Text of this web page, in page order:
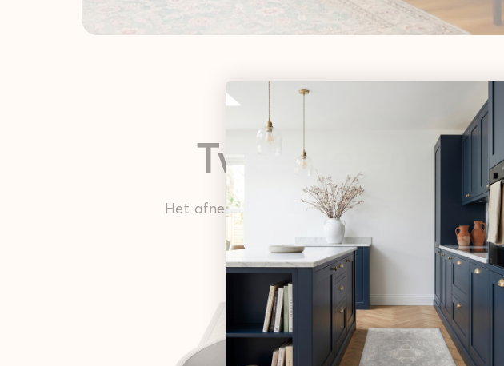
Twee delen –
Het afneembare design kleed gaat zo de
ziet je Teppana vloerkleed er altijd